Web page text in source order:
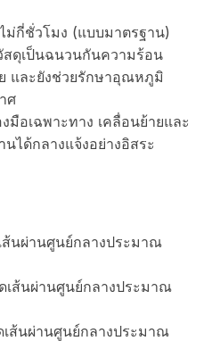
ไม่กี่ชั่วโมง (แบบมาตรฐาน)
สดุเป็นฉนวนกันความร้อน
และยังช่วยรักษาอุณหภูมิ
ศ
มือเฉพาะทาง เคลื่อนย้ายและ
ได้กลางแจ้งอย่างอิสระ
นผ่านศูนย์กลางประมาณ
เส้นผ่านศูนย์กลางประมาณ
ส้นผ่านศูนย์กลางประมาณ